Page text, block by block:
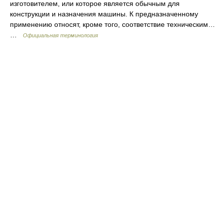
изготовителем, или которое является обычным для
конструкции и назначения машины. К предназначенному
применению относят, кроме того, соответствие техническим…
Официальная терминология